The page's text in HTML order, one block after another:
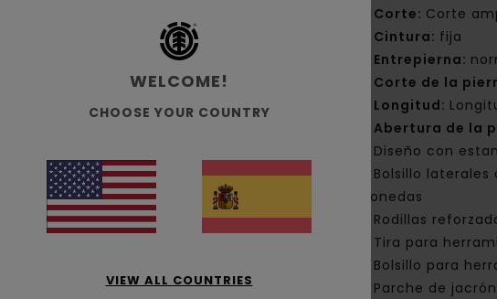
Corte: Corte
Cintura: fija
Entrepierna:
Corte de la
Longitud:
Abertura de la
Diseño con
Bolsillo
monedas
Rodillas
Tira para
Bolsillo para
Parche de
WELCOME!
CHOOSE YOUR COUNTRY
VIEW ALL COUNTRIES